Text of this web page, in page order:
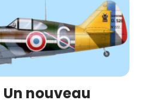
Un nouveau